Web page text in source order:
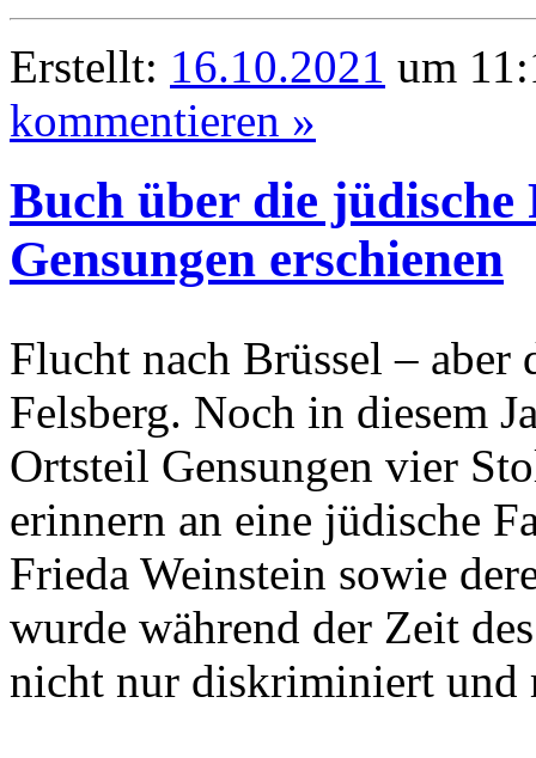
Erstellt: 16.10.2021 um
kommentieren »
Buch über die jüdische
Gensungen erschienen
Flucht nach Brüssel – aber
Felsberg. Noch in diesem
Ortsteil Gensungen vier
erinnern an eine jüdische
Frieda Weinstein sowie
wurde während der Zeit
nicht nur diskriminiert